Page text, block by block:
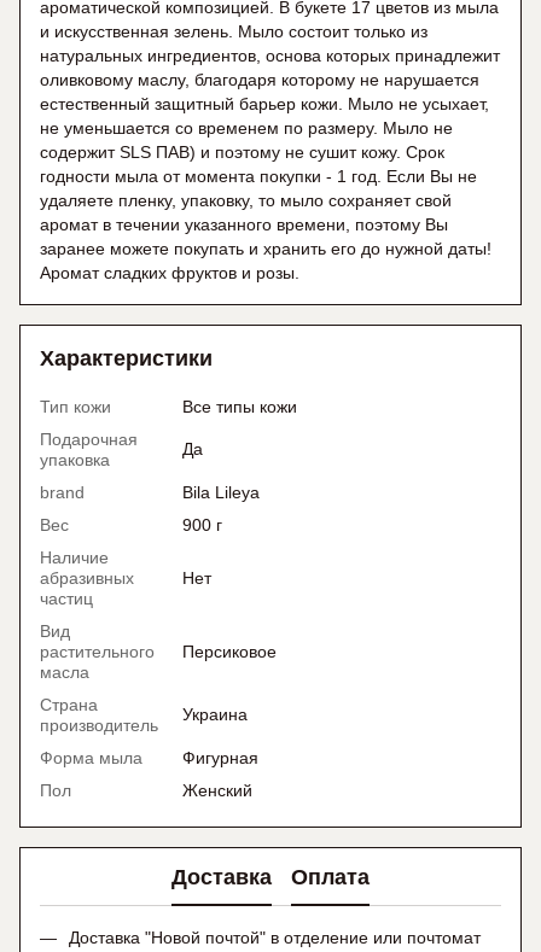
ароматической композицией. В букете 17 цветов из мыла
и искусственная зелень. Мыло состоит только из
натуральных ингредиентов, основа которых принадлежит
оливковому маслу, благодаря которому не нарушается
естественный защитный барьер кожи. Мыло не усыхает,
не уменьшается со временем по размеру. Мыло не
содержит SLS ПАВ) и поэтому не сушит кожу. Срок
годности мыла от момента покупки - 1 год. Если Вы не
удаляете пленку, упаковку, то мыло сохраняет свой
аромат в течении указанного времени, поэтому Вы
заранее можете покупать и хранить его до нужной даты!
Аромат сладких фруктов и розы.
Характеристики
Тип кожи
Все типы кожи
Подарочная
упаковка
Да
brand
Bila Lileya
Вес
900 г
Наличие
абразивных
частиц
Нет
Вид
растительного
масла
Персиковое
Страна
производитель
Украина
Форма мыла
Фигурная
Пол
Женский
Доставка Оплата
Доставка "Новой почтой" в отделение или почтомат